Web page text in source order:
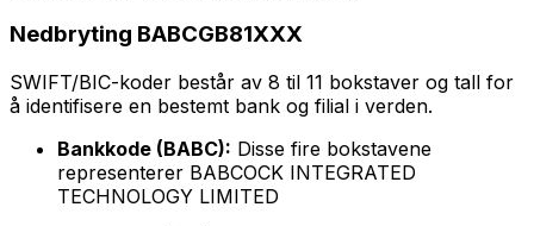
Nedbryting BABCGB81XXX
SWIFT/BIC-koder består av 8 til 11 bokstaver og tall for
å identifisere en bestemt bank og filial i verden.
Bankkode (BABC): Disse fire bokstavene
representerer BABCOCK INTEGRATED
TECHNOLOGY LIMITED